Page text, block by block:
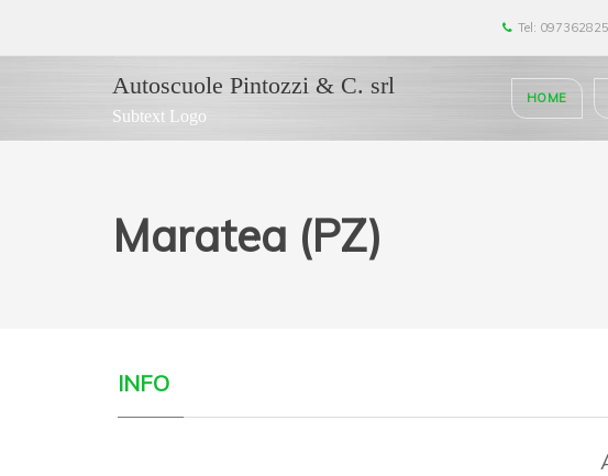
Tel:
Autoscuole Pintozzi & C. srl
Subtext Logo
HOME
Maratea (PZ)
INFO